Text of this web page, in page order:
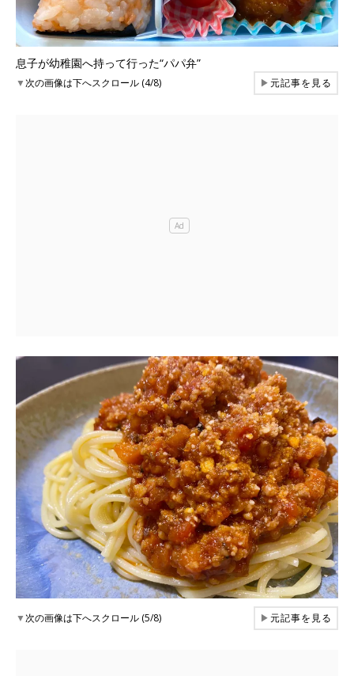
息子が幼稚園へ持って行った“パパ弁”
▼次の画像は下へスクロール (4/8) ▶元記事を見る
▼次の画像は下へスクロール (5/8) ▶元記事を見る